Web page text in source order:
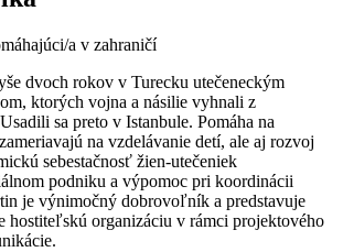
a v zahraničí
dvoch rokov v Turecku utečeneckým
ktorých vojna a násilie vyhnali z
sa preto v Istanbule. Pomáha na
na vzdelávanie detí, ale aj rozvoj
sebestačnosť žien-utečeniek
podniku a výpomoc pri koordinácii
je výnimočný dobrovoľník a predstavuje
hostiteľskú organizáciu v rámci projektového